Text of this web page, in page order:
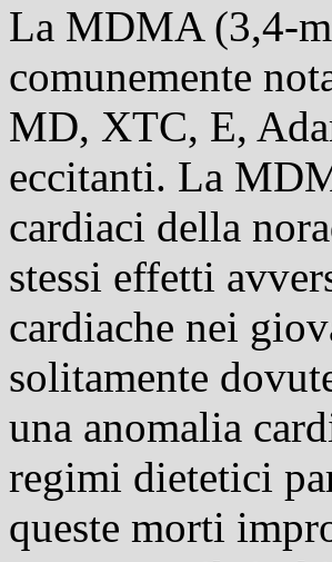
La MDMA (3,4-
comunemente
MD, XTC, E,
eccitanti. La
cardiaci della
stessi effetti
cardiache nei
solitamente
una anomalia
regimi dietetici
queste morti